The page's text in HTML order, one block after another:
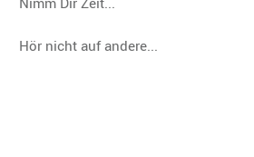
Hör nicht auf andere...